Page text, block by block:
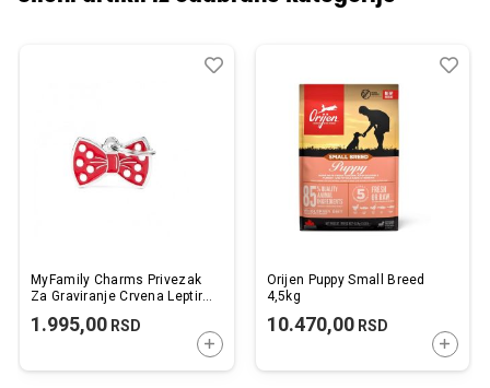
MyFamily Charms Privezak
Za Graviranje Crvena Leptir
1.995,00 RSD
DODAJTE U KORPU
Dodaj
Uporedi
Orijen Puppy Small Breed
4,5kg
10.470,00RSD